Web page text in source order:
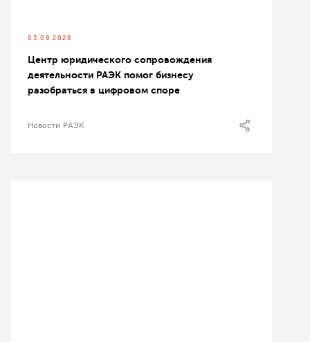
03.08.2026
Центр юридического сопровождения
деятельности РАЭК помог бизнесу
разобраться в цифровом споре
Новости РАЭК